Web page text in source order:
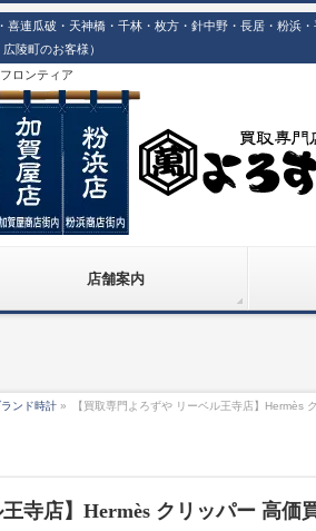
連瓜破・天神橋・千林・枚方・針中野・長居・粉
陵町のお客様）
ロンティア
店舗案内
ンド時計 » 【買取専門よろずや リーベル王寺店】Hermès
寺店】Hermès クリッパー 高価